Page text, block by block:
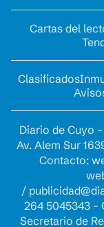
Cartas del
Clasificados
Diario de Cuyo
Av. Alem Sur
Contacto:
/
264 5045343 -
Secretario de